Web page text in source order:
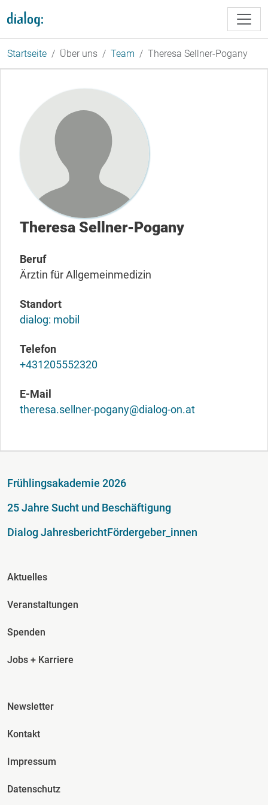
Startseite Über uns Team Theresa Sellner-Pogany
Theresa Sellner-Pogany
Beruf
Ärztin für Allgemeinmedizin
Standort
dialog: mobil
Telefon
+431205552320
E-Mail
theresa.sellner-pogany@dialog-on.at
Fußzeile
Frühlingsakademie 2026
25 Jahre Sucht und Beschäftigung
Dialog JahresberichtFördergeber_innen
Fusszeile Spalte 2
Aktuelles
Veranstaltungen
Spenden
Jobs + Karriere
Fusszeile Spalte 3
Newsletter
Kontakt
Impressum
Datenschutz